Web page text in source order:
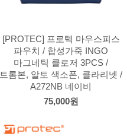
[PROTEC] 프로텍 마우스피스
파우치 / 합성가죽 INGO
마그네틱 클로저 3PCS /
트롬본, 알토 색소폰, 클라리넷 /
A272NB 네이비
75,000원